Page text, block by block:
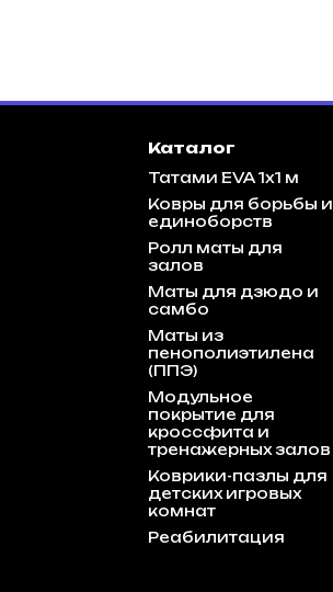
Каталог
Татами EVA 1x1 м
Ковры для борьбы и
единоборств
Ролл маты для
залов
Маты для дзюдо и
самбо
Маты из
пенополиэтилена
(ППЭ)
Модульное
покрытие для
кроссфита и
тренажерных залов
Коврики-пазлы для
детских игровых
комнат
Реабилитация